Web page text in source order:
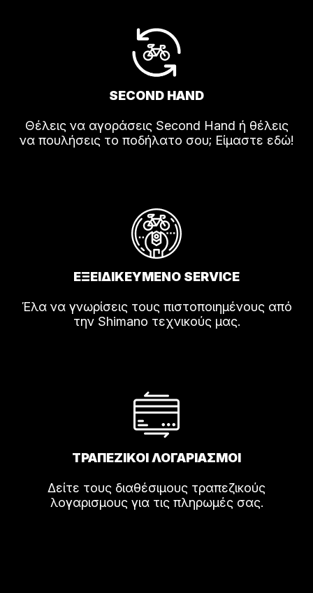
SECOND HAND
Θέλεις να αγοράσεις Second Hand ή θέλεις
να πουλήσεις το ποδήλατο σου; Είμαστε εδώ!
ΕΞΕΙΔΙΚΕΥΜΕΝΟ SERVICE
Έλα να γνωρίσεις τους πιστοποιημένους από
την Shimano τεχνικούς μας.
ΤΡΑΠΕΖΙΚΟΙ ΛΟΓΑΡΙΑΣΜΟΙ
Δείτε τους διαθέσιμους τραπεζικούς
λογαρισμους για τις πληρωμές σας.